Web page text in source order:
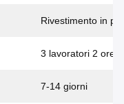
Rivestimento in
3 lavoratori 2 ore
7-14 giorni